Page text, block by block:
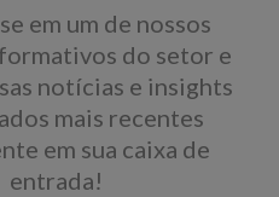
em um de nossos
do setor e
notícias e insights
mais recentes
em sua caixa de
entrada!